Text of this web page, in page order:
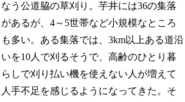
なう公道脇の草刈り。芋井には36の集落
があるが、4～5世帯など小規模なところ
も多い。ある集落では、3km以上ある道沿
いを10人で刈るそうで、高齢のひとり暮
らしで刈り払い機を使えない人が増えて
人手不足を感じるようになってきた。そ